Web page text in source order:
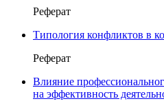
Реферат
Типология конфликтов в
Реферат
Влияние
на эффективность